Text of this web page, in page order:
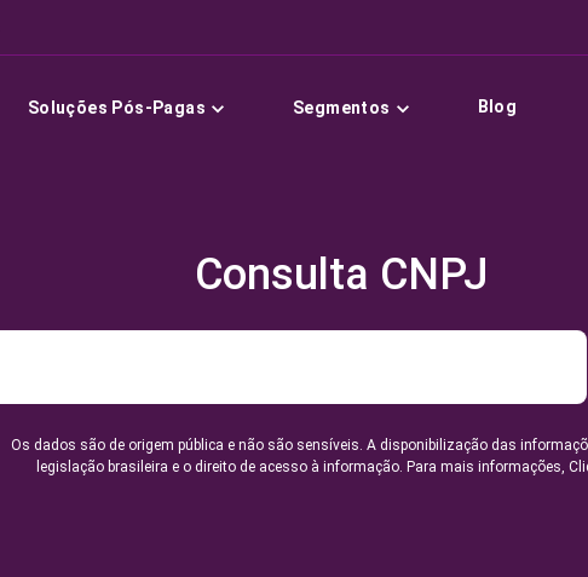
Soluções Pós-Pagas Segmentos Blog
Consulta CNPJ
Os dados são de origem pública e não são sensíveis. A disponibilização das
legislação brasileira e o direito de acesso à informação. Para mais informações,